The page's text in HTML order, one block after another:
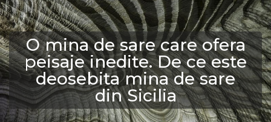
O mina de sare care ofera
peisaje inedite. De ce este
deosebita mina de sare
din Sicilia